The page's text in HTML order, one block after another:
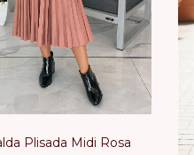
Plisada Midi Rosa